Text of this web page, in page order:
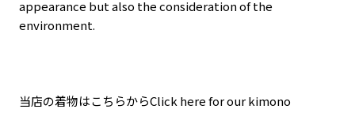
appearance but also the consideration of the
environment.
当店の着物はこちらからClick here for our kimono